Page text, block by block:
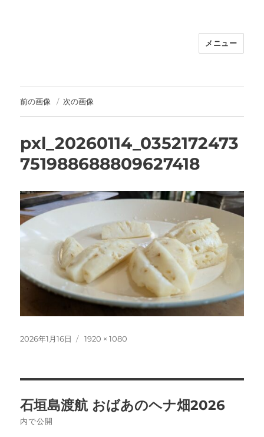
福岡｜天神/今泉/薬院の美容室｜moi
30代からの大人の本気ケアサロン｜オ
フィシャルサイト｜福岡天神エリアで
早朝7時から深夜24時まで営業｜天然
100％ハナヘナ｜湯シャン｜
メニュー
前の画像 次の画像
pxl_20260114_0352172473
751988688809627418
投
2026年1月16日
フ
1920 × 1080
稿
石垣島渡航 おばあのヘナ畑2026
内で公開